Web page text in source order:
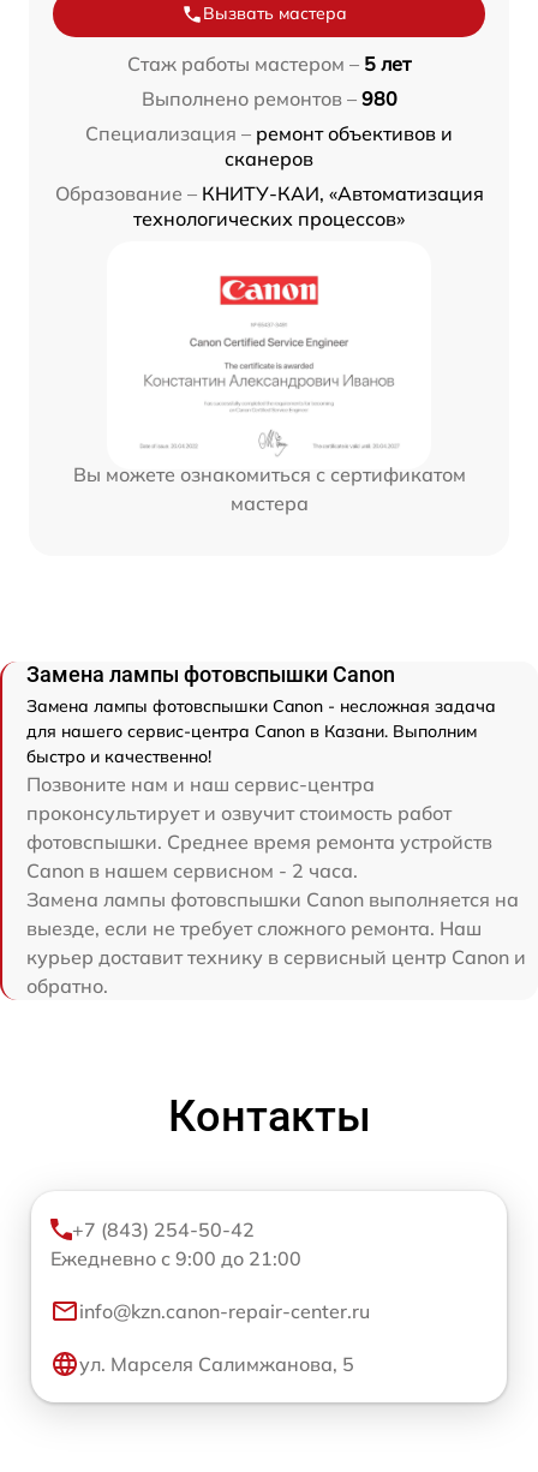
Вызвать мастера
Стаж работы мастером – 5 лет
Выполнено ремонтов – 980
Специализация – ремонт объективов и
сканеров
Образование – КНИТУ-КАИ, «Автоматизация
технологических процессов»
Вы можете ознакомиться с сертификатом
мастера
Замена лампы фотовспышки Canon
Замена лампы фотовспышки Canon - несложная задача
для нашего сервис-центра Canon в Казани. Выполним
быстро и качественно!
Позвоните нам и наш сервис-центра
проконсультирует и озвучит стоимость работ
фотовспышки. Среднее время ремонта устройств
Canon в нашем сервисном - 2 часа.
Замена лампы фотовспышки Canon выполняется на
выезде, если не требует сложного ремонта. Наш
курьер доставит технику в сервисный центр Canon и
обратно.
Контакты
+7 (843) 254-50-42
Ежедневно с 9:00 до 21:00
info@kzn.canon-repair-center.ru
ул. Марселя Салимжанова, 5